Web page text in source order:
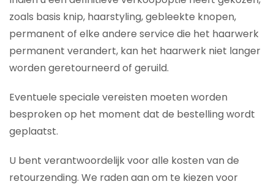
zoals basis knip, haarstyling, gebleekte knopen,
permanent of elke andere service die het haarwerk
permanent verandert, kan het haarwerk niet langer
worden geretourneerd of geruild.
Eventuele speciale vereisten moeten worden
besproken op het moment dat de bestelling wordt
geplaatst.
U bent verantwoordelijk voor alle kosten van de
retourzending. We raden aan om te kiezen voor